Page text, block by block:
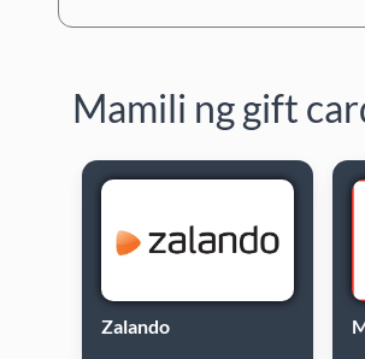
Mamili ng gift
Zalando